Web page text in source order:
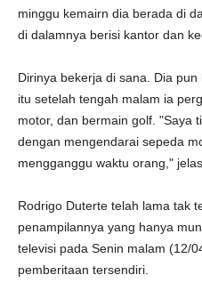
minggu kemairn dia berada di
di dalamnya berisi kantor dan
Dirinya bekerja di sana. Dia
itu setelah tengah malam ia
motor, dan bermain golf. "Saya
dengan mengendarai sepeda
mengganggu waktu orang,"
Rodrigo Duterte telah lama tak
penampilannya yang hanya
televisi pada Senin malam (12/
pemberitaan tersendiri.